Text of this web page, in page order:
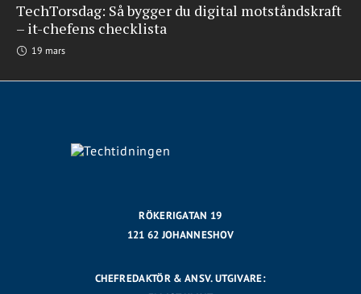
TechTorsdag: Så bygger du digital motståndskraft
– it-chefens checklista
19 mars
RÖKERIGATAN 19
121 62 JOHANNESHOV
CHEFREDAKTÖR & ANSV. UTGIVARE: